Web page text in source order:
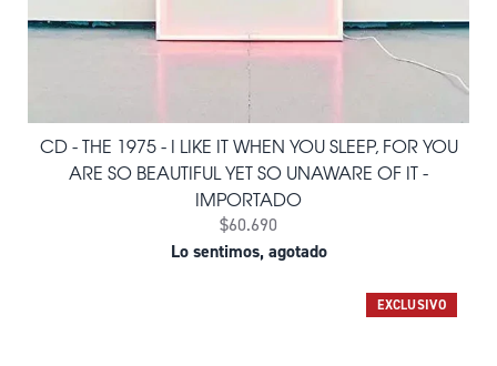
CD - THE 1975 - I LIKE IT WHEN YOU SLEEP, FOR YOU
ARE SO BEAUTIFUL YET SO UNAWARE OF IT -
IMPORTADO
$60.690
Lo sentimos, agotado
EXCLUSIVO